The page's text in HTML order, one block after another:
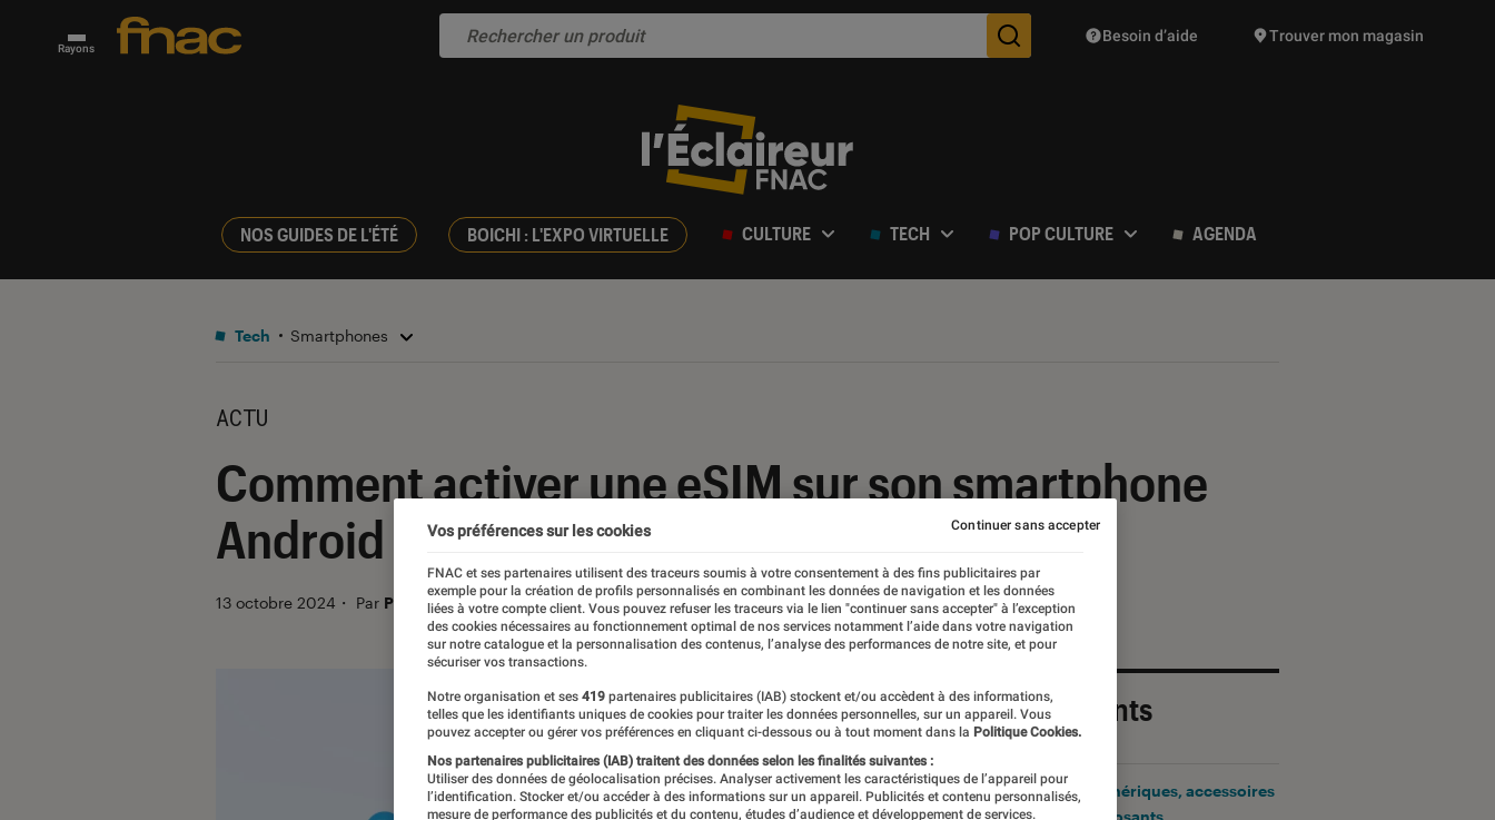
Rayons Des suggestions de produits vont vous être proposées
Besoin d’aide Trouver mon magasin
NOS GUIDES DE L'ÉTÉ BOICHI : L'EXPO VIRTUELLE CULTURE TECH POP CULTURE AGENDA
Tech Smartphones
ACTU
Comment activer une eSIM sur son smartphone
Android ou son iPhone ?
13 octobre 2024 ・ Par Pierre Crochart
Les plus récents
Périphériques, accessoires
Vos préférences sur les cookies
FNAC et ses partenaires utilisent des traceurs soumis à votre consentement à des fins publicitaires par
exemple pour la création de profils personnalisés en combinant les données de navigation et les données
liées à votre compte client. Vous pouvez refuser les traceurs via le lien "continuer sans accepter" à l’exception
des cookies nécessaires au fonctionnement optimal de nos services notamment l’aide dans votre navigation
sur notre catalogue et la personnalisation des contenus, l’analyse des performances de notre site, et pour
sécuriser vos transactions.
Notre organisation et ses 419 partenaires publicitaires (IAB) stockent et/ou accèdent à des informations,
telles que les identifiants uniques de cookies pour traiter les données personnelles, sur un appareil. Vous
pouvez accepter ou gérer vos préférences en cliquant ci-dessous ou à tout moment dans la Politique Cookies.
Nos partenaires publicitaires (IAB) traitent des données selon les finalités suivantes :
Utiliser des données de géolocalisation précises. Analyser activement les caractéristiques de l’appareil pour
l’identification. Stocker et/ou accéder à des informations sur un appareil. Publicités et contenu personnalisés,
mesure de performance des publicités et du contenu, études d’audience et développement de services.
Continuer sans accepter